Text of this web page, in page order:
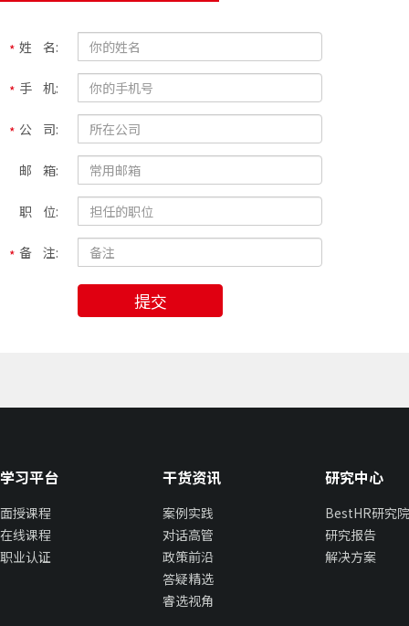
姓 名:
手 机:
公 司:
邮 箱:
职 位:
备 注:
提交
学习平台
面授课程
在线课程
职业认证
干货资讯
案例实践
对话高管
政策前沿
答疑精选
睿选视角
研究中心
BestHR研究院
研究报告
解决方案